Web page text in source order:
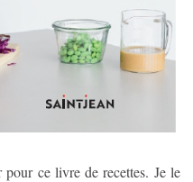
ce livre de recettes. Je le